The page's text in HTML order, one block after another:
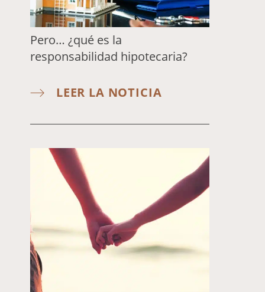
Pero… ¿qué es la
responsabilidad hipotecaria?
LEER LA NOTICIA